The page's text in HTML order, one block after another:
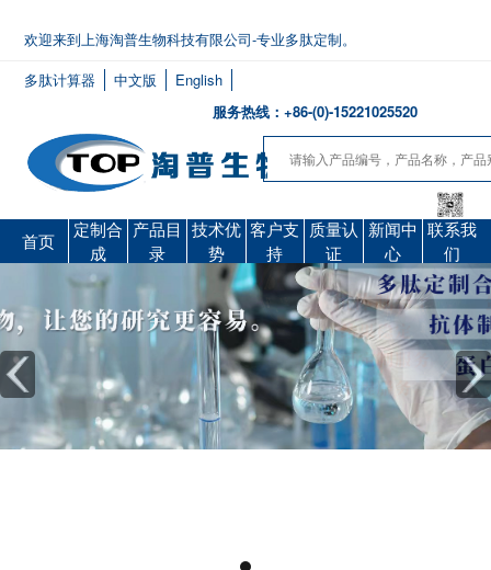
欢迎来到上海淘普生物科技有限公司-专业多肽定制。
多肽计算器
中文版
English
服务热线：+86-(0)-15221025520
首页
定制合
成
产品目
录
技术优
势
客户支
持
质量认
证
新闻中
心
联系我
们